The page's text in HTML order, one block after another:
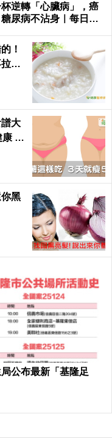
逆轉「心臟病」，癌
尿病不沾身｜每日健
！
、
大
H
黑
公布最新「基隆足